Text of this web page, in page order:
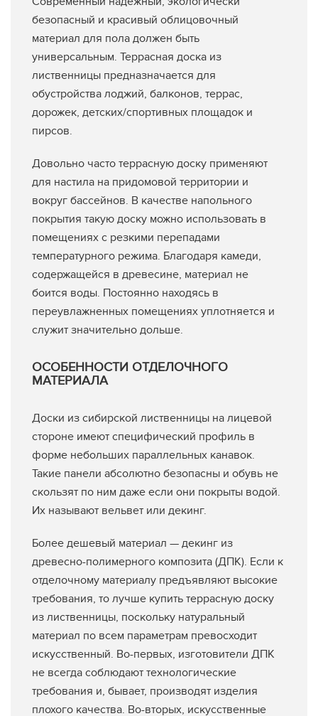
безопасный и красивый облицовочный
материал для пола должен быть
универсальным. Террасная доска из
лиственницы предназначается для
обустройства лоджий, балконов, террас,
дорожек, детских/спортивных площадок и
пирсов.
Довольно часто террасную доску применяют
для настила на придомовой территории и
вокруг бассейнов. В качестве напольного
покрытия такую доску можно использовать в
помещениях с резкими перепадами
температурного режима. Благодаря камеди,
содержащейся в древесине, материал не
боится воды. Постоянно находясь в
переувлажненных помещениях уплотняется и
служит значительно дольше.
ОСОБЕННОСТИ ОТДЕЛОЧНОГО
МАТЕРИАЛА
Доски из сибирской лиственницы на лицевой
стороне имеют специфический профиль в
форме небольших параллельных канавок.
Такие панели абсолютно безопасны и обувь не
скользят по ним даже если они покрыты водой.
Их называют вельвет или декинг.
Более дешевый материал — декинг из
древесно-полимерного композита (ДПК). Если к
отделочному материалу предъявляют высокие
требования, то лучше купить террасную доску
из лиственницы, поскольку натуральный
материал по всем параметрам превосходит
искусственный. Во-первых, изготовители ДПК
не всегда соблюдают технологические
требования и, бывает, производят изделия
плохого качества. Во-вторых, искусственные